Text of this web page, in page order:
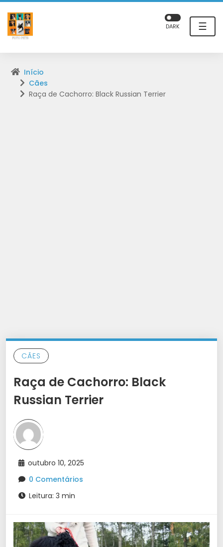
☰
DARK
Início
Cães
Raça de Cachorro: Black Russian Terrier
CÃES
Raça de Cachorro: Black
Russian Terrier
outubro 10, 2025
0 Comentários
Leitura: 3 min